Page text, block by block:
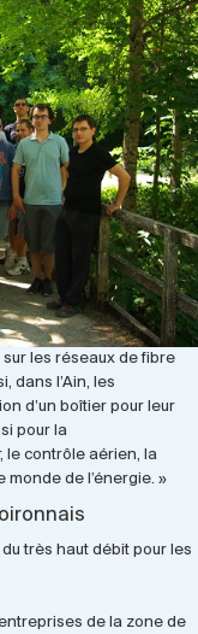
les réseaux de fibre
dans l’Ain, les
d’un boîtier pour leur
pour la
le contrôle aérien, la
de l’énergie. »
très haut débit pour les
de la zone de